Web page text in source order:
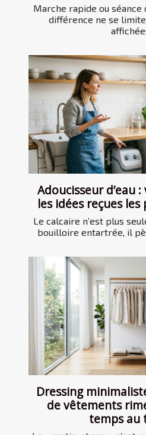
Marche rapide ou
différence ne se
Adoucisseur d’eau
les idées reçues
Le calcaire n’est plus
bouilloire entartrée, il
Dressing
de vêtements
temps au